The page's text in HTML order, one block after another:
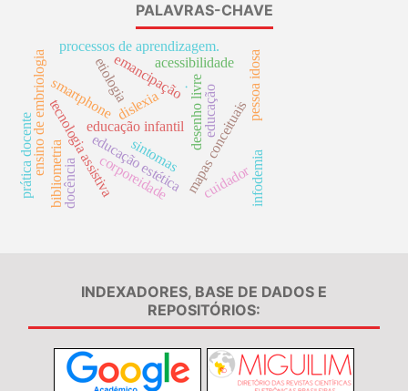
PALAVRAS-CHAVE
desenho livre
educação infantil
educação estética
acessibilidade
tecnologia assistivadislexia
smartphone .
ensino de embriologia mapas conceituais
processos de aprendizagem.
docência
prática docente
emancipação
corporeidade
bibliometria
etiologia
educação
cuidador
pessoa idosa
sintomas infodemia
INDEXADORES, BASE DE DADOS E
REPOSITÓRIOS: